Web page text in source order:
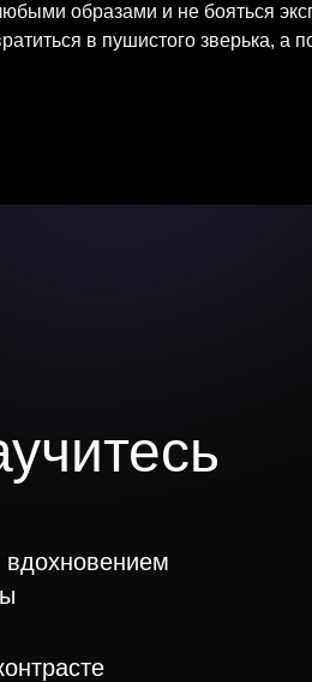
образами и не бояться
в пушистого зверька, а